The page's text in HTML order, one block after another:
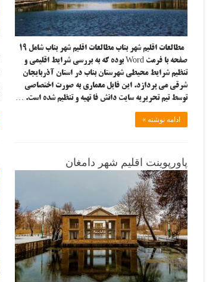
مطالعات اقلیم شهر بناب مطالعات اقلیم شهر بناب شامل ۱۹
صفحه با فرمت Word بوده که به بررسی شرایط اقلیمی و
تنظیم شرایط محیطی شهرستان بناب در استان آذربایجان
شرقی می پردازد. این فایل معماری به صورت اختصاصی
توسط تیم تحریریه سایت دانش فا تهیه و تنظیم شده است. …
ادامه نوشته »
پاورپوینت اقلیم شهر دامغان